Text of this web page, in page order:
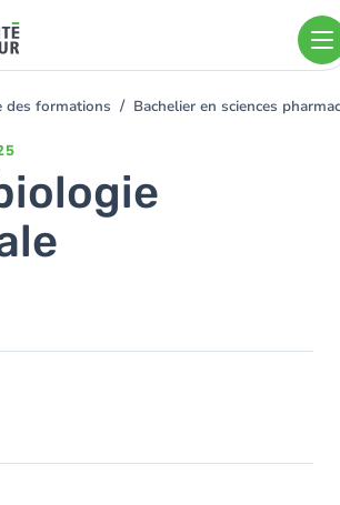
des formations Bachelier en sciences